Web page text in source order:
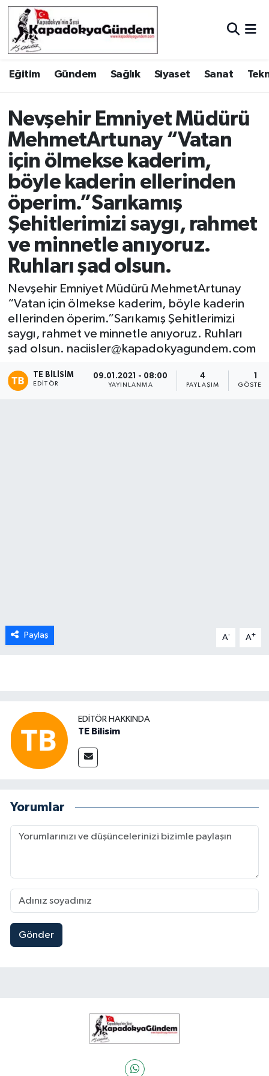
Eğitim Gündem Sağlık Siyaset Sanat
Nevşehir Emniyet Müdürü
MehmetArtunay “Vatan
için ölmekse kaderim,
böyle kaderin ellerinden
öperim.”Sarıkamış
Şehitlerimizi saygı, rahmet
ve minnetle anıyoruz.
Ruhları şad olsun.
Nevşehir Emniyet Müdürü MehmetArtunay
“Vatan için ölmekse kaderim, böyle kaderin
ellerinden öperim.”Sarıkamış Şehitlerimizi
saygı, rahmet ve minnetle anıyoruz. Ruhları
şad olsun. naciisler@kapadokyagundem.com
TE BILISIM
EDITÖR
09.01.2021 - 08:00
YAYINLANMA
4
PAYLAŞIM
Paylaş A- A+
EDITÖR HAKKINDA
TE Bilisim
Yorumlar
Gönder
Hava Durumu
Trafik Durumu
Tüm Manşetler
Son Dakika Haberleri
Haber Arşivi